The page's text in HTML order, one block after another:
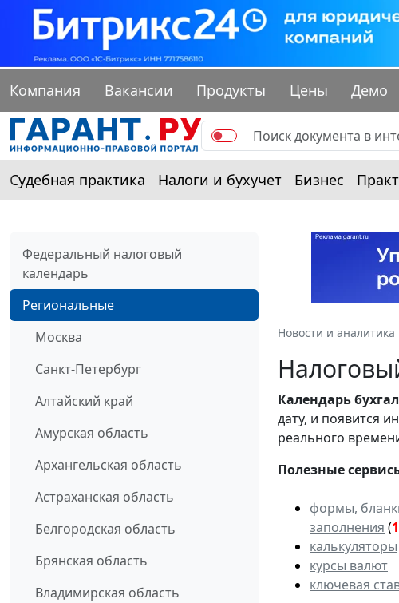
Компания Вакансии Продукты Цены Демо
Судебная практика Налоги и бухучет Бизнес
Федеральный налоговый
календарь
Региональные
Москва
Санкт-Петербург
Алтайский край
Амурская область
Архангельская область
Астраханская область
Белгородская область
Брянская область
Владимирская область
Новости и аналитика
Календарь
дату, и появится
реального
Полезные
формы,
заполнения (
калькуляторы
курсы валют
ключевая